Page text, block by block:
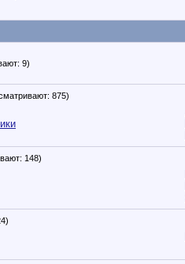
9)
875)
148)